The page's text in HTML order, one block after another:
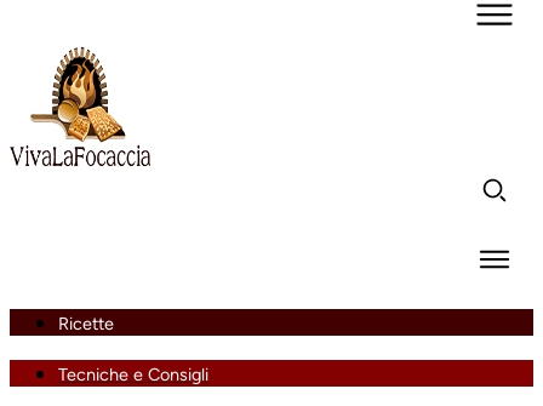
Ricette
Tecniche e Consigli